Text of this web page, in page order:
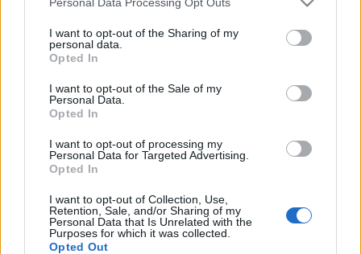
not limited to your visit or usage behaviour. You may click to
grant or deny consent to Google and its third-party tags to
use your data for below specified purposes in below Google
consent section.
I want to opt-out of the Sharing of my
personal data.
Opted In
I want to opt-out of the Sale of my
Personal Data.
Opted In
I want to opt-out of processing my
Personal Data for Targeted Advertising.
Opted In
I want to opt-out of Collection, Use,
Retention, Sale, and/or Sharing of my
Personal Data that Is Unrelated with the
Purposes for which it was collected.
Opted Out
A lakásbérlettel kezdődik a Szabad Európa
összeállítása. A négy éllovas egyaránt havi 460 740
Ft-unkat költi.
Címkék:statisztika